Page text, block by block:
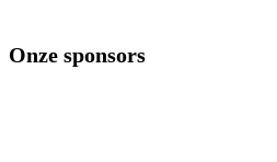
Onze sponsors